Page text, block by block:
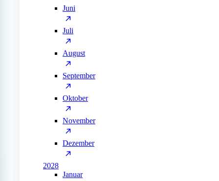
Juni
Juli
August
September
Oktober
November
Dezember
2028
Januar